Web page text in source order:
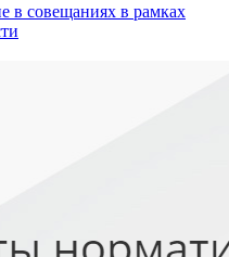
совещаниях в рамках